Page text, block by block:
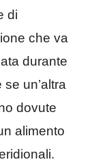
di
che va
durante
un’altra
dovute
alimento